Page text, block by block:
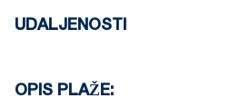
Perilica za rublje
Postoji mogućnost parkiranja
100 metara od objekta.
UDALJENOSTI
Centar sela 100 m
OPIS PLAŽE: